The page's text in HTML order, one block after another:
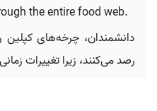
the entire food web.
دانشمندان، چرخه‌های
رصد می‌کنند، زیرا تغییرات